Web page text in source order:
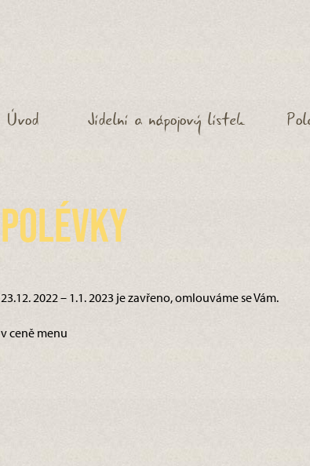
Úvod Jídelní a nápojový lístek
Polévky
23.12. 2022 – 1.1. 2023 je zavřeno, omlouváme se Vám.
v ceně menu